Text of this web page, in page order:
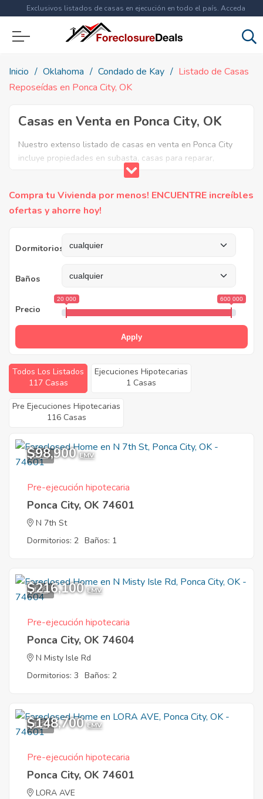
Exclusivos listados de casas en ejecución en todo el país. Acceda
ahora a
Inicio Oklahoma Condado de Kay
Listado de Casas
Reposeídas en Ponca City, OK
Casas en Venta en Ponca City, OK
Nuestro extenso listado de casas en venta en Ponca City
incluye propiedades en subasta, casas para reparar,
apartamentos reposeidos por el banco, ejecuciones
lo que necesita y aproveche estas increibles ofertas en
Bienes Raíces en Ponca City, Oklahoma.
Compra tu Vivienda por menos! ENCUENTRE increíbles
ofertas y ahorre hoy!
Dormitorios
Baños
Precio
20 000 600 000
Apply
Todos Los Listados
117 Casas
Ejecuciones Hipotecarias
1 Casas
Pre Ejecuciones Hipotecarias
116 Casas
8
$98,900 EMV
Pre-ejecución hipotecaria
Ponca City, OK 74601
N 7th St
Dormitorios: 2 Baños: 1
1
$216,100 EMV
Pre-ejecución hipotecaria
Ponca City, OK 74604
N Misty Isle Rd
Dormitorios: 3 Baños: 2
1
$148,700 EMV
Pre-ejecución hipotecaria
Ponca City, OK 74601
LORA AVE